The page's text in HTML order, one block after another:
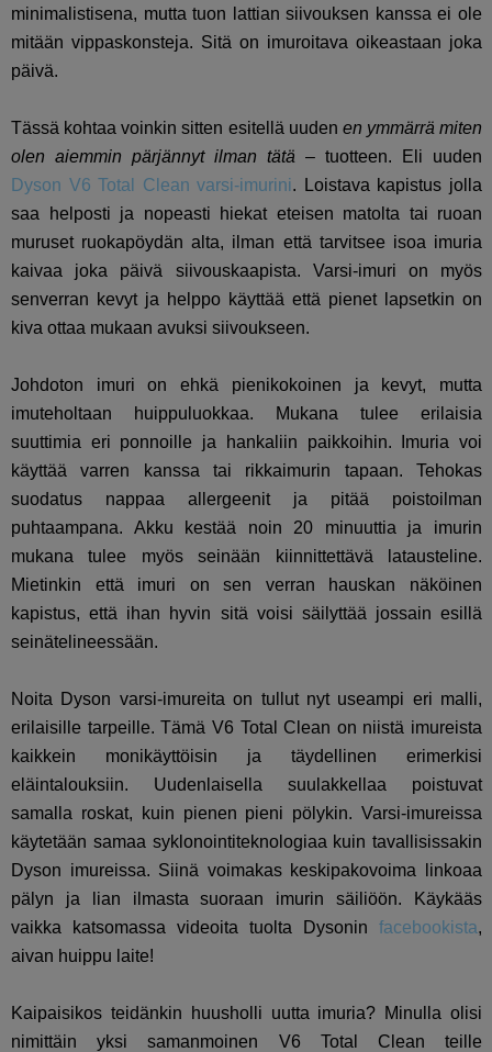
minimalistisena, mutta tuon lattian siivouksen kanssa ei ole
mitään vippaskonsteja. Sitä on imuroitava oikeastaan joka
päivä.
Tässä kohtaa voinkin sitten esitellä uuden en ymmärrä miten
olen aiemmin pärjännyt ilman tätä – tuotteen. Eli uuden
Dyson V6 Total Clean varsi-imurini. Loistava kapistus jolla
saa helposti ja nopeasti hiekat eteisen matolta tai ruoan
muruset ruokapöydän alta, ilman että tarvitsee isoa imuria
kaivaa joka päivä siivouskaapista. Varsi-imuri on myös
senverran kevyt ja helppo käyttää että pienet lapsetkin on
kiva ottaa mukaan avuksi siivoukseen.
Johdoton imuri on ehkä pienikokoinen ja kevyt, mutta
imuteholtaan huippuluokkaa. Mukana tulee erilaisia
suuttimia eri ponnoille ja hankaliin paikkoihin. Imuria voi
käyttää varren kanssa tai rikkaimurin tapaan. Tehokas
suodatus nappaa allergeenit ja pitää poistoilman
puhtaampana. Akku kestää noin 20 minuuttia ja imurin
mukana tulee myös seinään kiinnittettävä latausteline.
Mietinkin että imuri on sen verran hauskan näköinen
kapistus, että ihan hyvin sitä voisi säilyttää jossain esillä
seinätelineessään.
Noita Dyson varsi-imureita on tullut nyt useampi eri malli,
erilaisille tarpeille. Tämä V6 Total Clean on niistä imureista
kaikkein monikäyttöisin ja täydellinen erimerkisi
eläintalouksiin. Uudenlaisella suulakkellaa poistuvat
samalla roskat, kuin pienen pieni pölykin. Varsi-imureissa
käytetään samaa syklonointiteknologiaa kuin tavallisissakin
Dyson imureissa. Siinä voimakas keskipakovoima linkoaa
pälyn ja lian ilmasta suoraan imurin säiliöön. Käykääs
vaikka katsomassa videoita tuolta Dysoninfacebookista,
aivan huippu laite!
Kaipaisikos teidänkin huusholli uutta imuria? Minulla olisi
nimittäin yksi samanmoinen V6 Total Clean teille